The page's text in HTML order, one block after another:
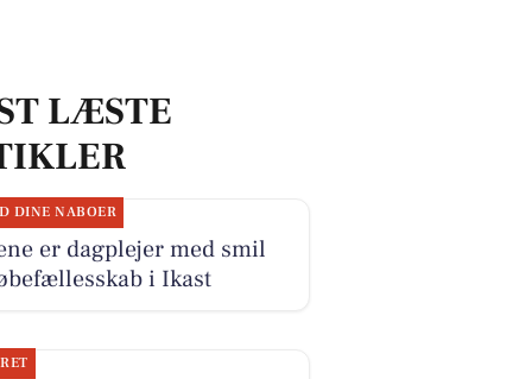
LÆSTE
DINE NABOER
er dagplejer med smil
i Ikast